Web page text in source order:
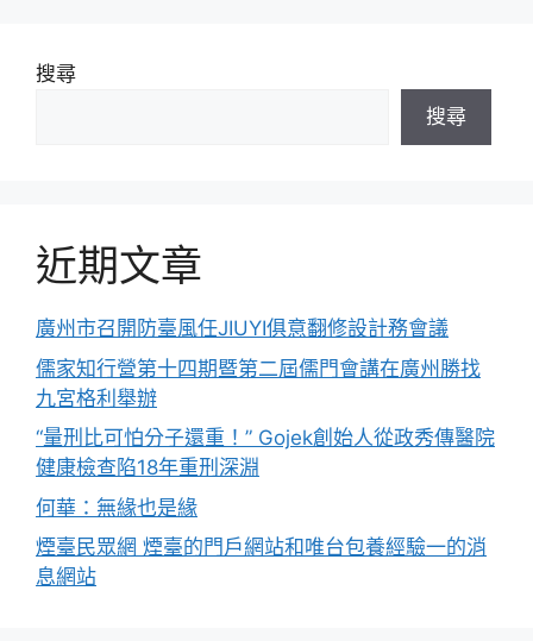
搜尋
搜尋
近期文章
廣州市召開防臺風任JIUYI俱意翻修設計務會議
儒家知行營第十四期暨第二屆儒門會講在廣州勝找
九宮格利舉辦
“量刑比可怕分子還重！” Gojek創始人從政秀傳醫院
健康檢查陷18年重刑深淵
何華：無緣也是緣
煙臺民眾網 煙臺的門戶網站和唯台包養經驗一的消
息網站